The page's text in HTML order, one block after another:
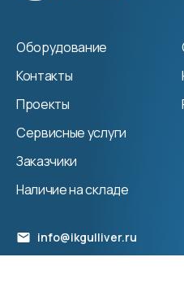
Оборудование
Контакты
Проекты
Сервисные услуги
Заказчики
Наличие на складе
info@ikgulliver.ru